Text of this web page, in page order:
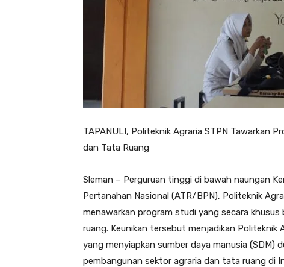
TAPANULI, Politeknik Agraria STPN Tawarkan
dan Tata Ruang
Sleman – Perguruan tinggi di bawah naungan
Pertanahan Nasional (ATR/BPN), Politeknik
menawarkan program studi yang secara
ruang. Keunikan tersebut menjadikan Politeknik
yang menyiapkan sumber daya manusia (SDM)
pembangunan sektor agraria dan tata ruang di